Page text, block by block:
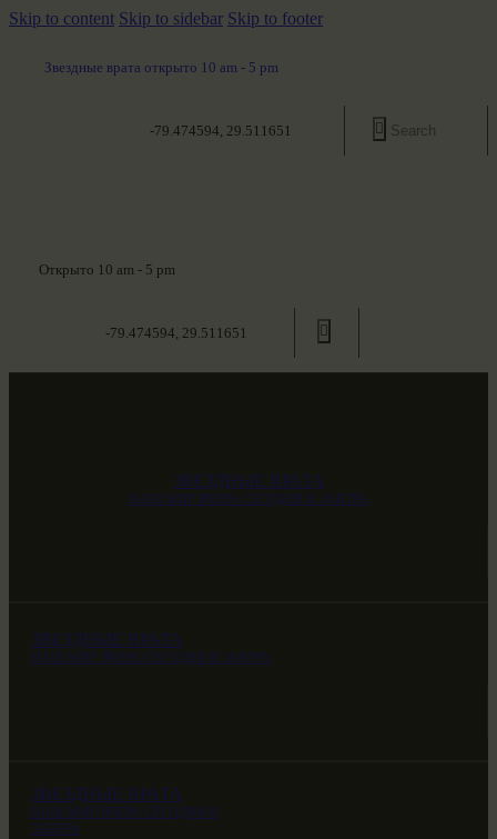
Skip to content Skip to sidebar Skip to footer
Звездные врата открыто 10 am - 5 pm
-79.474594, 29.511651
Открыто 10 am - 5 pm
-79.474594, 29.511651
ЗВЕЗДНЫЕ ВРАТА
НАШ МИР ВЧЕРА СЕГОДНЯ И ЗАВТРА
ЗВЕЗДНЫЕ ВРАТА
НАШ МИР ВЧЕРА СЕГОДНЯ И ЗАВТРА
ЗВЕЗДНЫЕ ВРАТА
НАШ МИР ВЧЕРА СЕГОДНЯ И
ЗАВТРА